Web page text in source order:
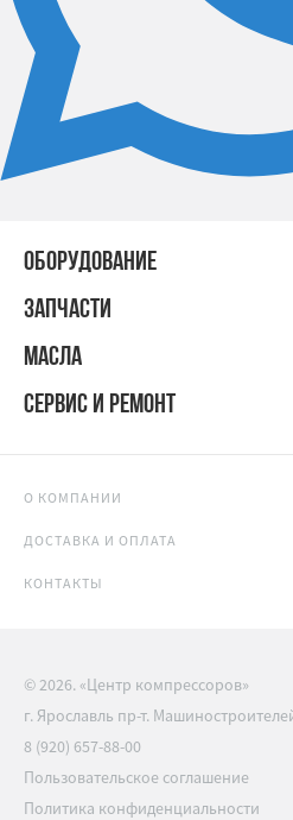
ОБОРУДОВАНИЕ
ЗАПЧАСТИ
МАСЛА
СЕРВИС И РЕМОНТ
О КОМПАНИИ
ДОСТАВКА И ОПЛАТА
КОНТАКТЫ
© 2026. «Центр компрессоров»
г. Ярославль пр-т.
8 (920) 657-88-00
Пользовательское соглашение
Политика конфиденциальности